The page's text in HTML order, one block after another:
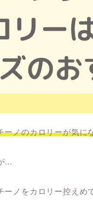
ーノのカロリーが気に
…
ノをカロリー控えめ